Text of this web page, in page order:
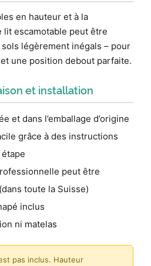
en hauteur et à la
escamotable peut être
légèrement inégals – pour
une position debout parfaite.
et installation
et dans l’emballage d’origine
grâce à des instructions
peut être
toute la Suisse)
inclus
ni matelas
pas inclus. Hauteur